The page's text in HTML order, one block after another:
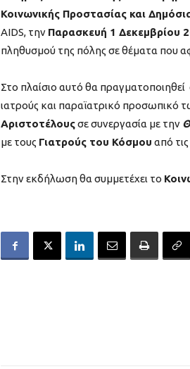
Κοινωνικής Προστασίας και
AIDS, την Παρασκευή 1 Δεκεμβρίου
πληθυσμού της πόλης σε θέματα που
Στο πλαίσιο αυτό θα
ιατρούς και παραϊατρικό
Αριστοτέλουςσε συνεργασία με την
με τους Γιατρούς του Κόσμου από τις
Στην εκδήλωση θα συμμετέχει το